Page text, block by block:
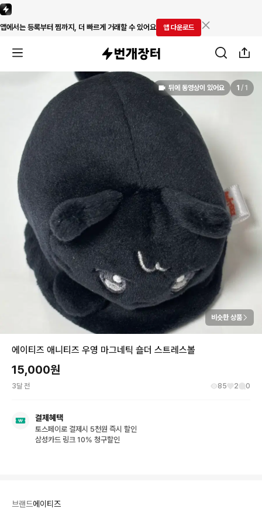
앱에서는 등록부터 찜까지, 더 빠르게 거래할 수 있어요 앱 다운로드
뒤에 동영상이 있어요 1 / 1
비슷한 상품
에이티즈 애니티즈 우영 마그네틱 숄더 스트레스볼
15,000원
3달 전 85 2 0
결제혜택
토스페이로 결제시 5천원 즉시 할인
삼성카드 링크 10% 청구할인
브랜드에이티즈